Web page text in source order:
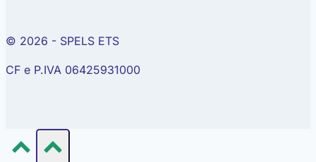
© 2026 - SPELS ETS
CF e P.IVA 06425931000